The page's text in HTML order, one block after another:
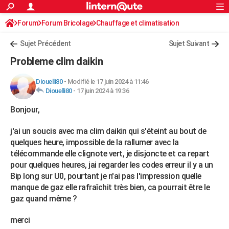
ACTUALITÉS
Politique
Société
Faits Divers
Education
Monde
Villes
+
Retraite
Impôts
Epargne
Immobilier
Risques naturels par ville
Banque
Assurance
Crédit
AUTO
Essais
Réserver un essai
Citadines
Berlines
SUV
Forum auto
+HIGH-TECH
Mobiles
Meilleur smartphone
Internet
Ordinateurs
Jeux vidéo
Guide high-tech
+BRICOLAGE
Forum
Aménagement intérieur
Extérieur
Cuisine
Salle de bains
Jardinage
Rangement
WEEK-END
Guides de France
Escapades
Patrimoine
Expositions
Musées
Week-end nature
LIFESTYLE
Art de vivre
Bien-être
Loisirs
Mode
Modes de vie
SANTE
Alimentation
Guide de la santé
Maladies
Médicaments
Sommeil
VOYAGE
Rechercher
S'inscrire
Connexion
Forum Forum Bricolage Chauffage et climatisation
Clim - Pompe à chaleur / réversible
Sujet Précédent Sujet Suivant
Probleme clim daikin
Diouelli80- Modifié le 17 juin 2024 à 11:46
Diouelli80- 17 juin 2024 à 19:36
Bonjour,
j'ai un soucis avec ma clim daikin qui s'éteint au bout de
quelques heure, impossible de la rallumer avec la
télécommande elle clignote vert, je disjoncte et ca repart
pour quelques heures, jai regarder les codes erreur il y a un
Bip long sur U0, pourtant je n'ai pas l'impression quelle
manque de gaz elle rafraîchit très bien, ca pourrait être le
gaz quand même ?
merci